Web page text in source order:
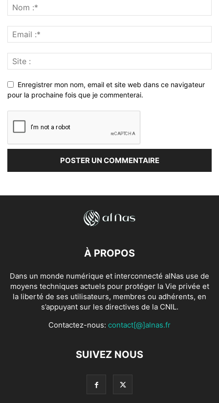
Enregistrer mon nom, email et site web dans ce navigateur
pour la prochaine fois que je commenterai.
À PROPOS
Dans un monde numérique et interconnecté alNas use de
moyens techniques actuels pour protéger la Vie privée et
la liberté de ses utilisateurs, membres ou adhérents, en
s’appuyant sur les directives de la CNIL.
Contactez-nous: contact[@]alnas.fr
SUIVEZ NOUS